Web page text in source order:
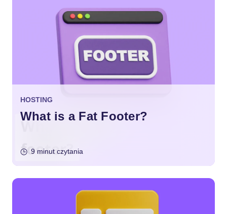
HOSTING
What is a Fat Footer?
9 minut czytania